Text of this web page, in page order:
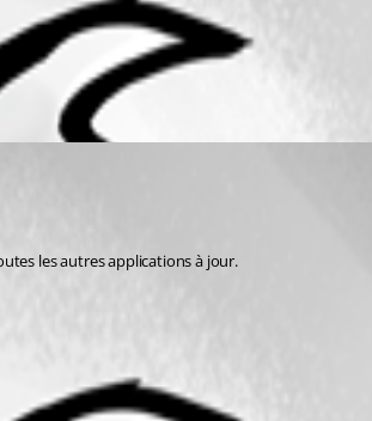
les autres applications à jour.